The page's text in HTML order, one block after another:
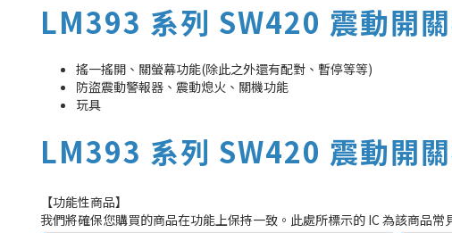
LM393 系列 SW420 震動開
搖一搖開、關螢幕功能(除此之外還有配對、暫停等等)
防盜震動警報器、震動熄火、關機功能
玩具
LM393 系列 SW420 震動開
【功能性商品】
我們將確保您購買的商品在功能上保持一致。此處所標示的 IC 為該商品